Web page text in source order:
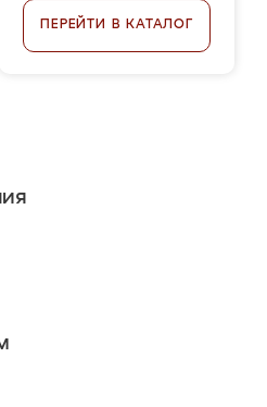
ПЕРЕЙТИ В КАТАЛОГ